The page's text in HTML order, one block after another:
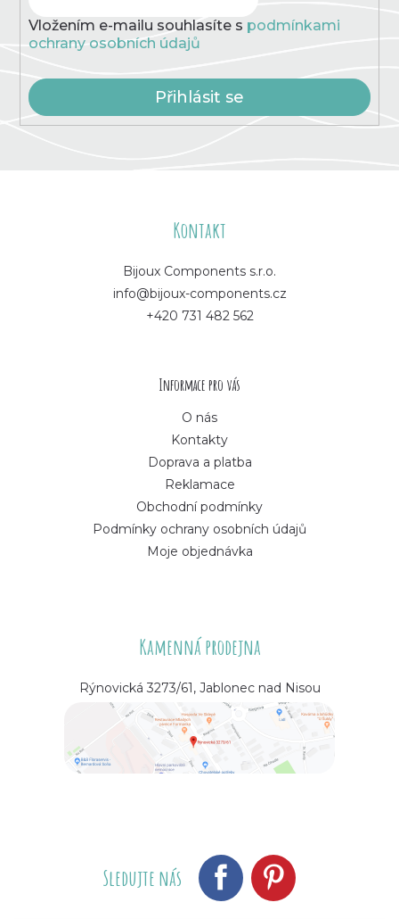
Vložením e-mailu souhlasíte s podmínkami
ochrany osobních údajů
Přihlásit se
Kontakt
Bijoux Components s.r.o.
info@bijoux-components.cz
+420 731 482 562
Informace pro vás
O nás
Kontakty
Doprava a platba
Reklamace
Obchodní podmínky
Podmínky ochrany osobních údajů
Moje objednávka
Kamenná prodejna
Rýnovická 3273/61, Jablonec nad Nisou
Sledujte nás